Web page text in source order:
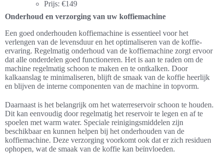
Prijs: €149
Onderhoud en verzorging van uw koffiemachine
Een goed onderhouden koffiemachine is essentieel voor het
verlengen van de levensduur en het optimaliseren van de koffie-
ervaring. Regelmatig onderhoud van de koffiemachine zorgt ervoor
dat alle onderdelen goed functioneren. Het is aan te raden om de
machine regelmatig schoon te maken en te ontkalken. Door
kalkaanslag te minimaliseren, blijft de smaak van de koffie heerlijk
en blijven de interne componenten van de machine in topvorm.
Daarnaast is het belangrijk om het waterreservoir schoon te houden.
Dit kan eenvoudig door regelmatig het reservoir te legen en af te
spoelen met warm water. Speciale reinigingsmiddelen zijn
beschikbaar en kunnen helpen bij het onderhouden van de
koffiemachine. Deze verzorging voorkomt ook dat er zich residuen
ophopen, wat de smaak van de koffie kan beïnvloeden.